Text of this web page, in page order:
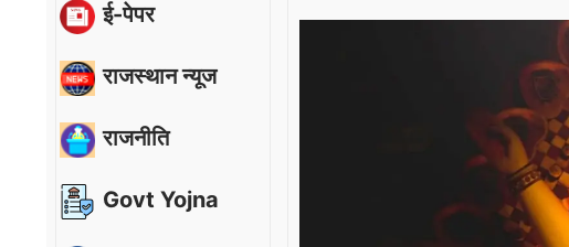
ई-पेपर
राजस्थान न्यूज
राजनीति
Govt Yojna